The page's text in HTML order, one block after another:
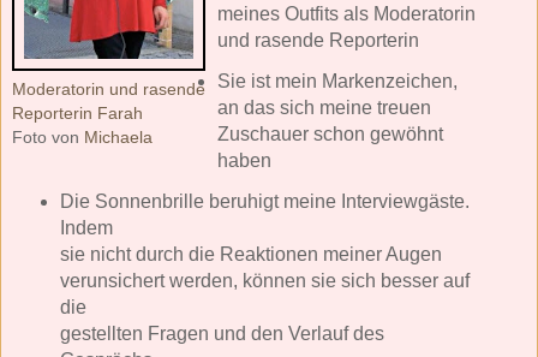
Moderatorin und rasende
Reporterin Farah
Foto von Michaela
meines Outfits als Moderatorin
und rasende Reporterin
Sie ist mein Markenzeichen,
an das sich meine treuen
Zuschauer schon gewöhnt
haben
Die Sonnenbrille beruhigt meine Interviewgäste.
Indem
sie nicht durch die Reaktionen meiner Augen
verunsichert werden, können sie sich besser auf
die
gestellten Fragen und den Verlauf des